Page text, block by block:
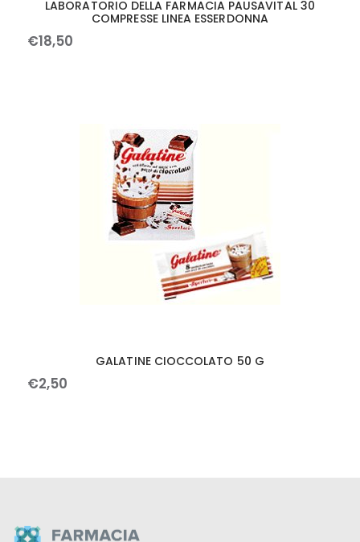
LABORATORIO DELLA FARMACIA PAUSAVITAL 30
COMPRESSE LINEA ESSERDONNA
€18,50
GALATINE CIOCCOLATO 50 G
€2,50